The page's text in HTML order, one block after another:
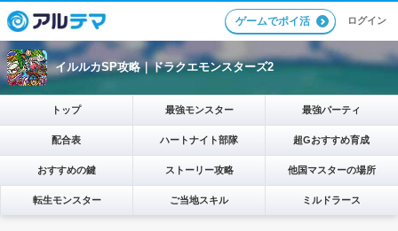
ゲームでポイ活 ログイン
イルルカSP攻略｜ドラクエモンスターズ2
トップ 最強モンスター 最強パーティ
配合表 ハートナイト部隊 超Gおすすめ育成
おすすめの鍵 ストーリー攻略 他国マスターの場所
転生モンスター ご当地スキル ミルドラース